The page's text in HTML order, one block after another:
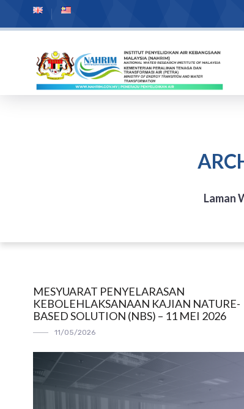
Laman
MESYUARAT PENYELARASAN
KEBOLEHLAKSANAAN KAJIAN NATURE-
BASED SOLUTION (NBS) – 11 MEI 2026
11/05/2026